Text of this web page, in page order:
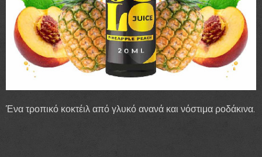
Ένα τροπικό κοκτέιλ από γλυκό ανανά και νόστιμα ροδάκινα.